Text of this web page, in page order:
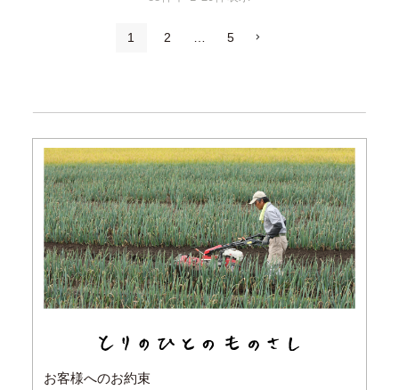
1 2 … 5
お客様へのお約束